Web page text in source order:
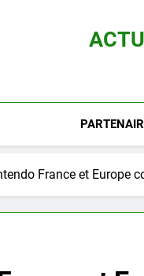
France et Europe